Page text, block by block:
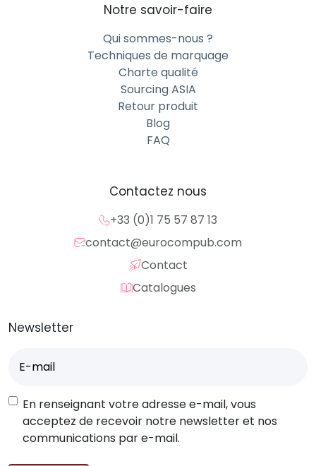
Notre savoir-faire
Qui sommes-nous ?
Techniques de marquage
Charte qualité
Sourcing ASIA
Retour produit
Blog
FAQ
Contactez nous
+33 (0)1 75 57 87 13
contact@eurocompub.com
Contact
Catalogues
Newsletter
mail(Nécessaire)
RGPD
En renseignant votre adresse e-mail, vous
acceptez de recevoir notre newsletter et nos
communications par e-mail.